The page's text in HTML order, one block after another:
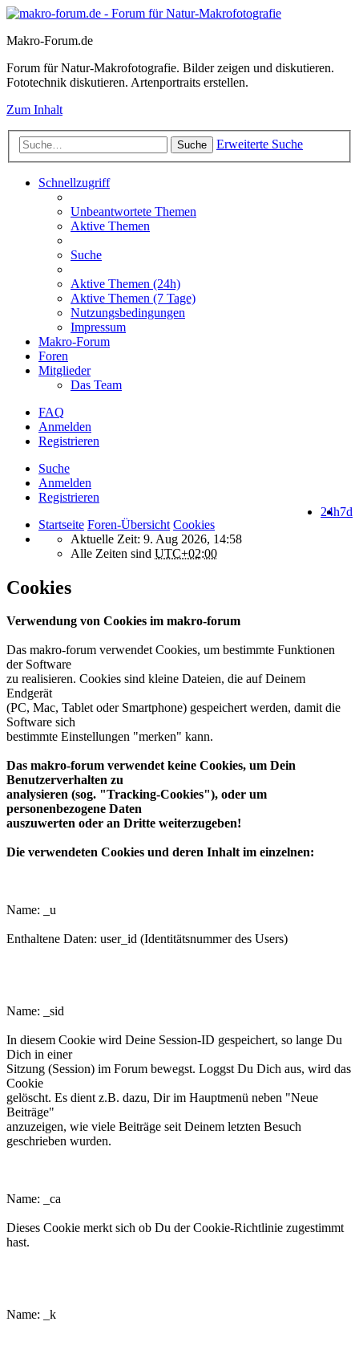
Makro-Forum.de
Forum für Natur-Makrofotografie. Bilder zeigen und diskutieren.
Fototechnik diskutieren. Artenportraits erstellen.
Zum Inhalt
Suche Erweiterte Suche
Schnellzugriff
Unbeantwortete Themen
Aktive Themen
Suche
Aktive Themen (24h)
Aktive Themen (7 Tage)
Nutzungsbedingungen
Impressum
Makro-Forum
Foren
Mitglieder
Das Team
FAQ
Anmelden
Registrieren
Suche
Anmelden
Registrieren
7d
24h
Startseite Foren-Übersicht Cookies
Aktuelle Zeit: 9. Aug 2026, 14:58
Alle Zeiten sind UTC+02:00
Cookies
Verwendung von Cookies im makro-forum
Das makro-forum verwendet Cookies, um bestimmte Funktionen
der Software
zu realisieren. Cookies sind kleine Dateien, die auf Deinem
Endgerät
(PC, Mac, Tablet oder Smartphone) gespeichert werden, damit die
Software sich
bestimmte Einstellungen "merken" kann.
Das makro-forum verwendet keine Cookies, um Dein
Benutzerverhalten zu
analysieren (sog. "Tracking-Cookies"), oder um
personenbezogene Daten
auszuwerten oder an Dritte weiterzugeben!
Die verwendeten Cookies und deren Inhalt im einzelnen:
Name: _u
Enthaltene Daten: user_id (Identitätsnummer des Users)
Name: _sid
In diesem Cookie wird Deine Session-ID gespeichert, so lange Du
Dich in einer
Sitzung (Session) im Forum bewegst. Loggst Du Dich aus, wird das
Cookie
gelöscht. Es dient z.B. dazu, Dir im Hauptmenü neben "Neue
Beiträge"
anzuzeigen, wie viele Beiträge seit Deinem letzten Besuch
geschrieben wurden.
Name: _ca
Dieses Cookie merkt sich ob Du der Cookie-Richtlinie zugestimmt
hast.
Name: _k